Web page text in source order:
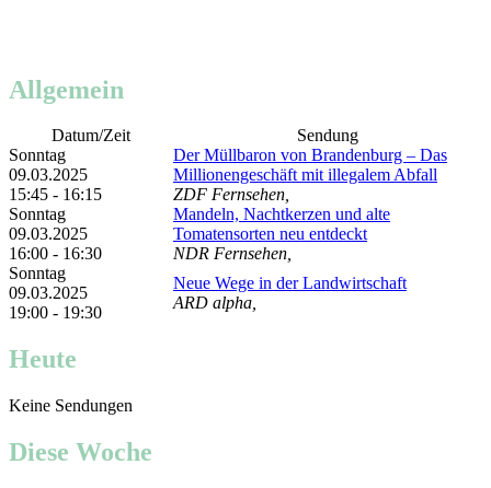
Allgemein
Datum/Zeit
Sendung
Sonntag
09.03.2025
15:45 - 16:15
Der Müllbaron von Brandenburg – Das
Millionengeschäft mit illegalem Abfall
ZDF Fernsehen,
Sonntag
09.03.2025
16:00 - 16:30
Mandeln, Nachtkerzen und alte
Tomatensorten neu entdeckt
NDR Fernsehen,
Sonntag
09.03.2025
19:00 - 19:30
Neue Wege in der Landwirtschaft
ARD alpha,
Heute
Keine Sendungen
Diese Woche